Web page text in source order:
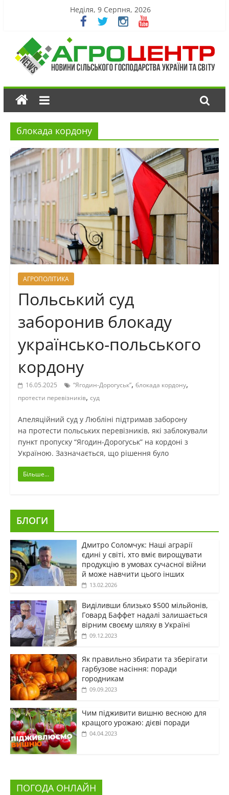
Неділя, 9 Серпня, 2026
блокада кордону
АГРОПОЛІТИКА
Польський суд
заборонив блокаду
українсько-польського
кордону
16.05.2025 “Ягодин-Дорогуськ”, блокада кордону,
протести перевізників, суд
Апеляційний суд у Любліні підтримав заборону
на протести польських перевізників, які заблокували
пункт пропуску “Ягодин-Дорогуськ” на кордоні з
Україною. Зазначається, що рішення було
Більше...
БЛОГИ
Дмитро Соломчук: Наші аграрії
єдині у світі, хто вміє вирощувати
продукцію в умовах сучасної війни
й може навчити цього інших
13.02.2026
Виділивши близько $500 мільйонів,
Говард Баффет надалі залишається
вірним своєму шляху в Україні
09.12.2023
Як правильно збирати та зберігати
гарбузове насіння: поради
городникам
09.09.2023
Чим підживити вишню весною для
кращого урожаю: дієві поради
04.04.2023
ПОГОДА ОНЛАЙН